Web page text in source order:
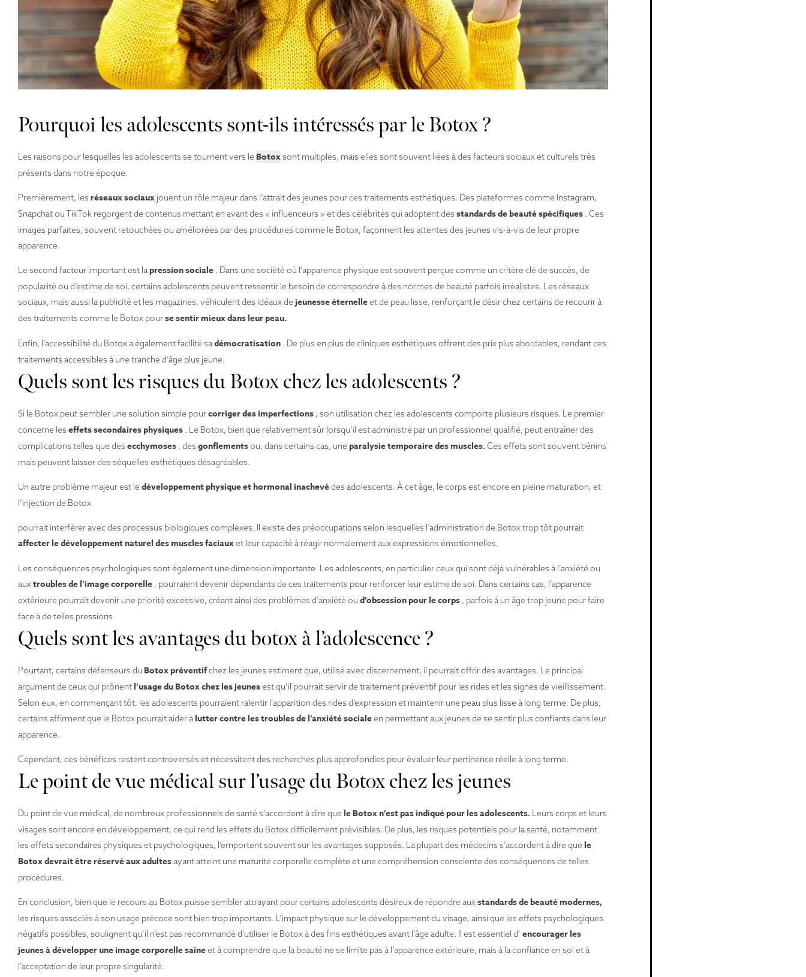
Pourquoi les adolescents sont-ils intéressés par le Botox ?
Les raisons pour lesquelles les adolescents se tournent vers le Botoxsont multiples, mais elles sont souvent liées à des facteurs sociaux et culturels très
présents dans notre époque.
Premièrement, les réseaux sociaux jouent un rôle majeur dans l’attrait des jeunes pour ces traitements esthétiques. Des plateformes comme Instagram,
Snapchat ou TikTok regorgent de contenus mettant en avant des « influenceurs » et des célébrités qui adoptent des standards de beauté spécifiques . Ces
images parfaites, souvent retouchées ou améliorées par des procédures comme le Botox, façonnent les attentes des jeunes vis-à-vis de leur propre
apparence.
Le second facteur important est lapression sociale . Dans une société où l’apparence physique est souvent perçue comme un critère clé de succès, de
popularité ou d’estime de soi, certains adolescents peuvent ressentir le besoin de correspondre à des normes de beauté parfois irréalistes. Les réseaux
sociaux, mais aussi la publicité et les magazines, véhiculent des idéaux de jeunesse éternelleet de peau lisse, renforçant le désir chez certains de recourir à
des traitements comme le Botox pourse sentir mieux dans leur peau.
Enfin, l’accessibilité du Botox a également facilité sadémocratisation . De plus en plus de cliniques esthétiques offrent des prix plus abordables, rendant ces
traitements accessibles à une tranche d’âge plus jeune.
Quels sont les risques du Botox chez les adolescents ?
Si le Botox peut sembler une solution simple pourcorriger des imperfections , son utilisation chez les adolescents comporte plusieurs risques. Le premier
concerne les effets secondaires physiques . Le Botox, bien que relativement sûr lorsqu’il est administré par un professionnel qualifié, peut entraîner des
complications telles que des ecchymoses , des gonflementsou, dans certains cas, une paralysie temporaire des muscles.Ces effets sont souvent bénins
mais peuvent laisser des séquelles esthétiques désagréables.
Un autre problème majeur est le développement physique et hormonal inachevédes adolescents. À cet âge, le corps est encore en pleine maturation, et
l’injection de Botox
pourrait interférer avec des processus biologiques complexes. Il existe des préoccupations selon lesquelles l’administration de Botox trop tôt pourrait
affecter le développement naturel des muscles faciauxet leur capacité à réagir normalement aux expressions émotionnelles.
Les conséquences psychologiques sont également une dimension importante. Les adolescents, en particulier ceux qui sont déjà vulnérables à l’anxiété ou
auxtroubles de l’image corporelle , pourraient devenir dépendants de ces traitements pour renforcer leur estime de soi. Dans certains cas, l’apparence
extérieure pourrait devenir une priorité excessive, créant ainsi des problèmes d’anxiété ou d’obsession pour le corps , parfois à un âge trop jeune pour faire
face à de telles pressions.
Quels sont les avantages du botox à l’adolescence ?
Pourtant, certains défenseurs du Botox préventifchez les jeunes estiment que, utilisé avec discernement, il pourrait offrir des avantages. Le principal
argument de ceux qui prônentl’usage du Botox chez les jeunesest qu’il pourrait servir de traitement préventif pour les rides et les signes de vieillissement.
Selon eux, en commençant tôt, les adolescents pourraient ralentir l’apparition des rides d’expression et maintenir une peau plus lisse à long terme. De plus,
certains affirment que le Botox pourrait aider àlutter contre les troubles de l’anxiété socialeen permettant aux jeunes de se sentir plus confiants dans leur
apparence.
Cependant, ces bénéfices restent controversés et nécessitent des recherches plus approfondies pour évaluer leur pertinence réelle à long terme.
Le point de vue médical sur l’usage du Botox chez les jeunes
Du point de vue médical, de nombreux professionnels de santé s’accordent à dire que leBotox n’est pas indiqué pour les adolescents. Leurs corps et leurs
visages sont encore en développement, ce qui rend les effets du Botox difficilement prévisibles. De plus, les risques potentiels pour la santé, notamment
les effets secondaires physiques et psychologiques, l’emportent souvent sur les avantages supposés. La plupart des médecins s’accordent à dire que le
Botox devrait être réservé aux adultesayant atteint une maturité corporelle complète et une compréhension consciente des conséquences de telles
procédures.
En conclusion, bien que le recours au Botox puisse sembler attrayant pour certains adolescents désireux de répondre auxstandards de beauté modernes,
les risques associés à son usage précoce sont bien trop importants. L’impact physique sur le développement du visage, ainsi que les effets psychologiques
négatifs possibles, soulignent qu’il n’est pas recommandé d’utiliser le Botox à des fins esthétiques avant l’âge adulte. Il est essentiel d’ encourager les
jeunes à développer une image corporelle saineet à comprendre que la beauté ne se limite pas à l’apparence extérieure, mais à la confiance en soi et à
l’acceptation de leur propre singularité.